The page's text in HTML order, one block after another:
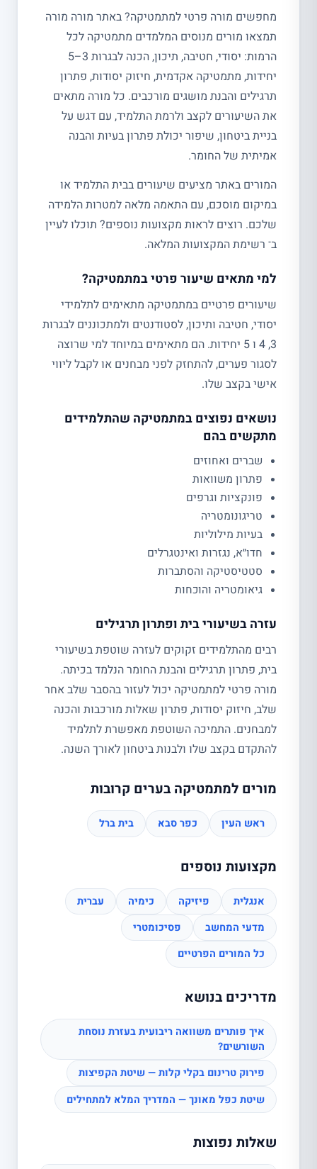
מחפשים מורה פרטי למתמטיקה? באתר מורה מורה
תמצאו מורים מנוסים המלמדים מתמטיקה לכל
הרמות: יסודי, חטיבה, תיכון, הכנה לבגרות 3–5
יחידות, מתמטיקה אקדמית, חיזוק יסודות, פתרון
תרגילים והבנת מושגים מורכבים. כל מורה מתאים
את השיעורים לקצב ולרמת התלמיד, עם דגש על
בניית ביטחון, שיפור יכולת פתרון בעיות והבנה
אמיתית של החומר.
המורים באתר מציעים שיעורים בבית התלמיד או
במיקום מוסכם, עם התאמה מלאה למטרות הלמידה
שלכם. רוצים לראות מקצועות נוספים? תוכלו לעיין
ב־ רשימת המקצועות המלאה.
למי מתאים שיעור פרטי במתמטיקה?
שיעורים פרטיים במתמטיקה מתאימים לתלמידי
יסודי, חטיבה ותיכון, לסטודנטים ולמתכוננים לבגרות
3, 4 ו 5 יחידות. הם מתאימים במיוחד למי שרוצה
לסגור פערים, להתחזק לפני מבחנים או לקבל ליווי
אישי בקצב שלו.
נושאים נפוצים במתמטיקה שהתלמידים
מתקשים בהם
שברים ואחוזים
פתרון משוואות
פונקציות וגרפים
טריגונומטריה
בעיות מילוליות
חדו״א, נגזרות ואינטגרלים
סטטיסטיקה והסתברות
גיאומטריה והוכחות
עזרה בשיעורי בית ופתרון תרגילים
רבים מהתלמידים זקוקים לעזרה שוטפת בשיעורי
בית, פתרון תרגילים והבנת החומר הנלמד בכיתה.
מורה פרטי למתמטיקה יכול לעזור בהסבר שלב אחר
שלב, חיזוק יסודות, פתרון שאלות מורכבות והכנה
למבחנים. התמיכה השוטפת מאפשרת לתלמיד
להתקדם בקצב שלו ולבנות ביטחון לאורך השנה.
מורים למתמטיקה בערים קרובות
ראש העין כפר סבא בית ברל
מקצועות נוספים
אנגלית פיזיקה כימיה
עברית
מדעי המחשב
פסיכומטרי
כל המורים הפרטיים
מדריכים בנושא
איך פותרים משוואה ריבועית בעזרת נוסחת
השורשים?
פירוק טרינום בקלי קלות — שיטת הקפיצות
שיטת כפל מאונך — המדריך המלא למתחילים
שאלות נפוצות